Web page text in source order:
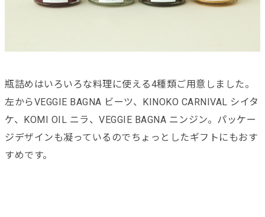
瓶詰めはいろいろな料理に使える4種類ご用意しました。
左からVEGGIE BAGNA ビーツ、KINOKO CARNIVAL シイタ
ケ、KOMI OIL ニラ、VEGGIE BAGNA ニンジン。パッケー
ジデザインも凝っているのでちょっとしたギフトにもおす
すめです。